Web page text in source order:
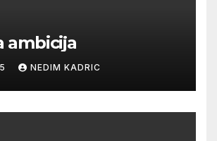
ambicija
NEDIM KADRIC